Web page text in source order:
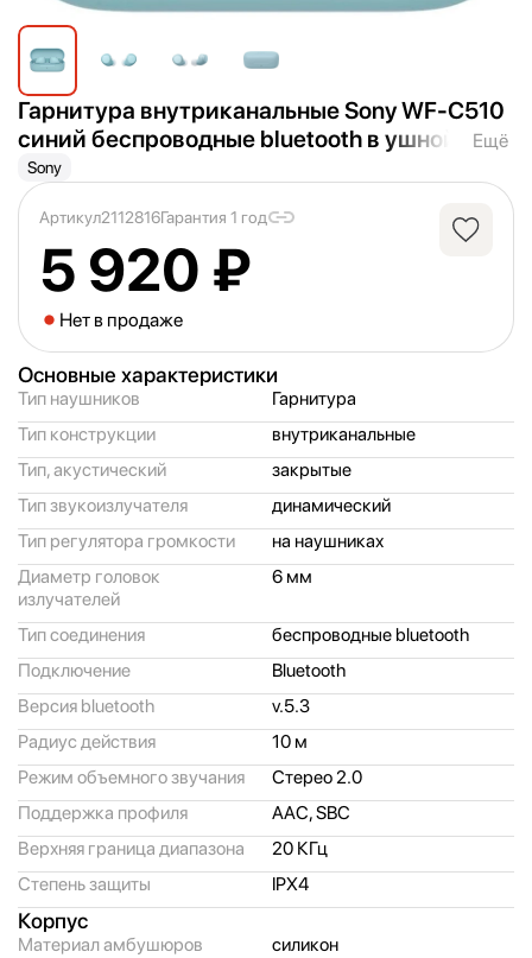
Гарнитура внутриканальные Sony WF-C510
синий беспроводные bluetooth в ушной рак
овине (WF-C510/
Ещё
Sony
Артикул2112816Гарантия 1 год
5 920 ₽
Нет в продаже
Основные характеристики
Тип наушников
Гарнитура
Тип конструкции
внутриканальные
Тип, акустический
закрытые
Тип звукоизлучателя
динамический
Тип регулятора громкости
на наушниках
Диаметр головок
излучателей
6 мм
Тип соединения
беспроводные bluetooth
Подключение
Bluetooth
Версия bluetooth
v.5.3
Радиус действия
10 м
Режим объемного звучания
Стерео 2.0
Поддержка профиля
AAC, SBC
Верхняя граница диапазона
20 КГц
Степень защиты
IPX4
Корпус
Материал амбушюров
силикон